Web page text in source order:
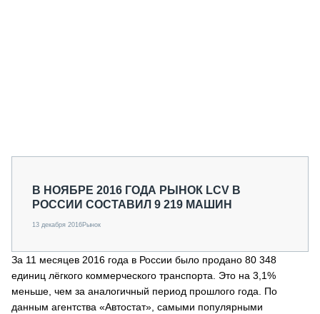
В НОЯБРЕ 2016 ГОДА РЫНОК LCV В
РОССИИ СОСТАВИЛ 9 219 МАШИН
13 декабря 2016Рынок
За 11 месяцев 2016 года в России было продано 80 348
единиц лёгкого коммерческого транспорта. Это на 3,1%
меньше, чем за аналогичный период прошлого года. По
данным агентства «Автостат», самыми популярными